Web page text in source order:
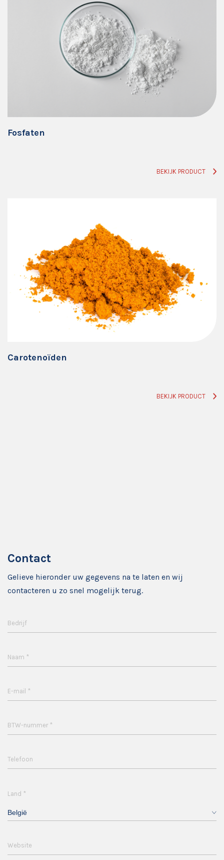
Fosfaten
BEKIJK PRODUCT
Carotenoïden
BEKIJK PRODUCT
Contact
Gelieve hieronder uw gegevens na te laten en wij
contacteren u zo snel mogelijk terug.
Bedrijf
Naam *
E-mail *
BTW-nummer *
Telefoon
Land *
België
Website